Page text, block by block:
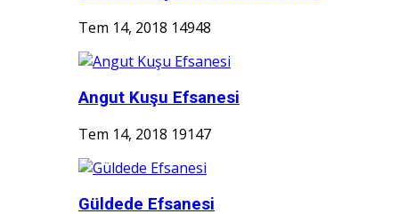
Tem 14, 2018 14948
Angut Kuşu Efsanesi
Tem 14, 2018 19147
Güldede Efsanesi